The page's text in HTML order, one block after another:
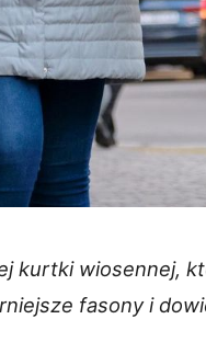
kurtki wiosennej,
fasony i